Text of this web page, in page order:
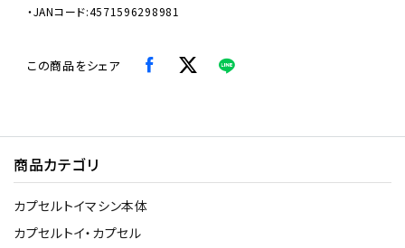
・JANコード:4571596298981
この商品をシェア
商品カテゴリ
カプセルトイマシン本体
カプセルトイ・カプセル